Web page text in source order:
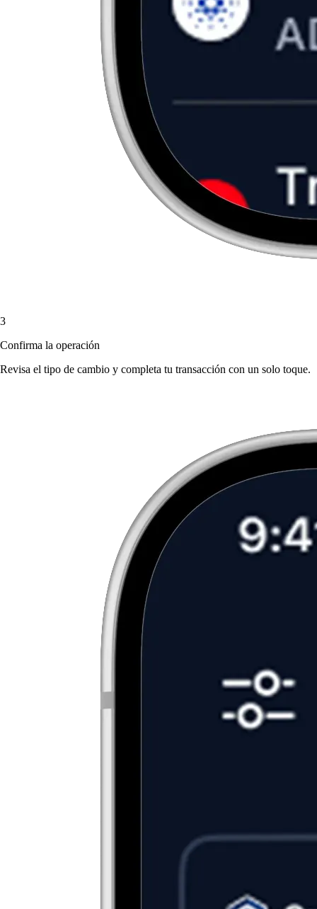
3
Confirma la operación
Revisa el tipo de cambio y completa tu transacción con un solo toque.